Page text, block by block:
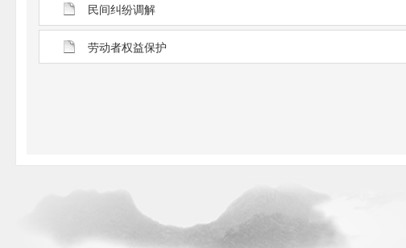
民间纠纷调解
劳动者权益保护